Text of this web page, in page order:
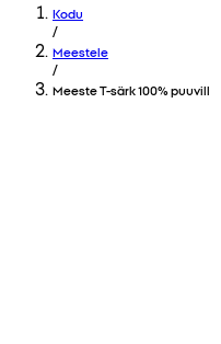
Kodu
/
Meestele
/
Meeste T-särk 100% puuvill